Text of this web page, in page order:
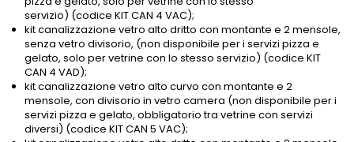
servizio) (codice KIT CAN 4 VAC);
kit canalizzazione vetro alto dritto con montante e 2 mensole,
senza vetro divisorio, (non disponibile per i servizi pizza e
gelato, solo per vetrine con lo stesso servizio) (codice KIT
CAN 4 VAD);
kit canalizzazione vetro alto curvo con montante e 2
mensole, con divisorio in vetro camera (non disponibile per i
servizi pizza e gelato, obbligatorio tra vetrine con servizi
diversi) (codice KIT CAN 5 VAC);